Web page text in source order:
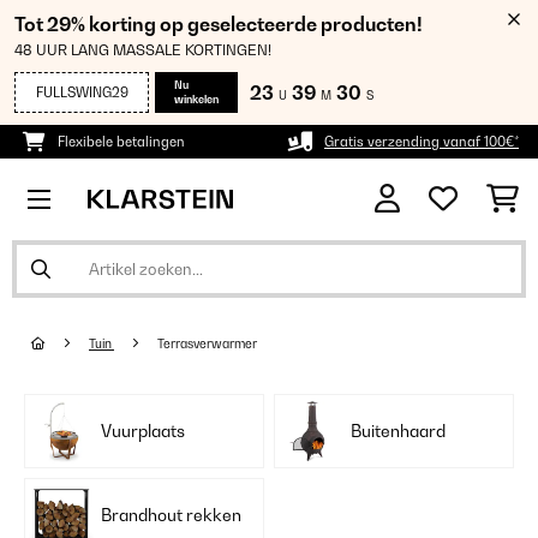
Tot 29% korting op geselecteerde producten!
48 UUR LANG MASSALE KORTINGEN!
FULLSWING29
Nu
winkelen
23 U 39 M 29 S
Flexibele betalingen Gratis verzending vanaf 100€*
Tuin Terrasverwarmer
Vuurplaats Buitenhaard
Brandhout rekken